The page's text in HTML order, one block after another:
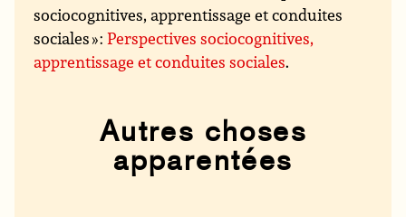
sociocognitives, apprentissage et conduites
sociales » :Perspectives sociocognitives,
apprentissage et conduites sociales.
Autres choses
apparentées